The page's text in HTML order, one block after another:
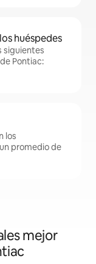
huéspedes
siguientes
Pontiac:
los
promedio de
mejor